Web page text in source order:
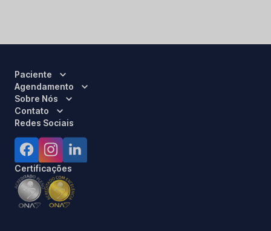
Paciente
Agendamento
Sobre Nós
Contato
Redes Sociais
Certificações